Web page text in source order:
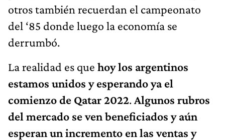
otros también recuerdan el campeonato
del ‘85 donde luego la economía se
derrumbó.
La realidad es que hoy los argentinos
estamos unidos y esperando ya el
comienzo de Qatar 2022.Algunos rubros
del mercado se ven beneficiados y aún
esperan un incremento en las ventas y